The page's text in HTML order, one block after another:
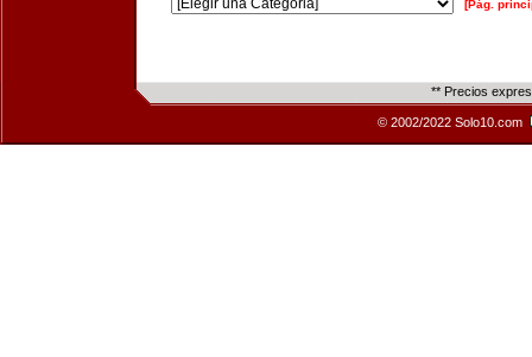
[Pág.
** Precios
© 2002/2022 Solo10.com